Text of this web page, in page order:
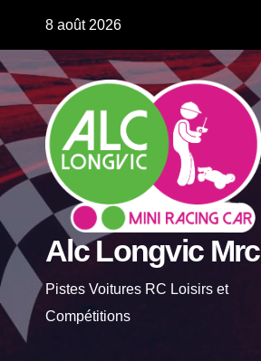
content
8 août 2026
Alc Longvic Mrc
Pistes Voitures RC Loisirs et
Compétitions